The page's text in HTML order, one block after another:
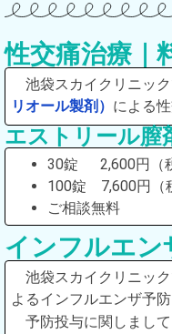
性交痛治療｜
池袋スカイクリニック
リオール製剤） による
エストリール膣
30錠 2,600円（
100錠 7,600円（
ご相談無料
インフルエン
池袋スカイクリニッ
よるインフルエンザ予
予防投与に関しまし